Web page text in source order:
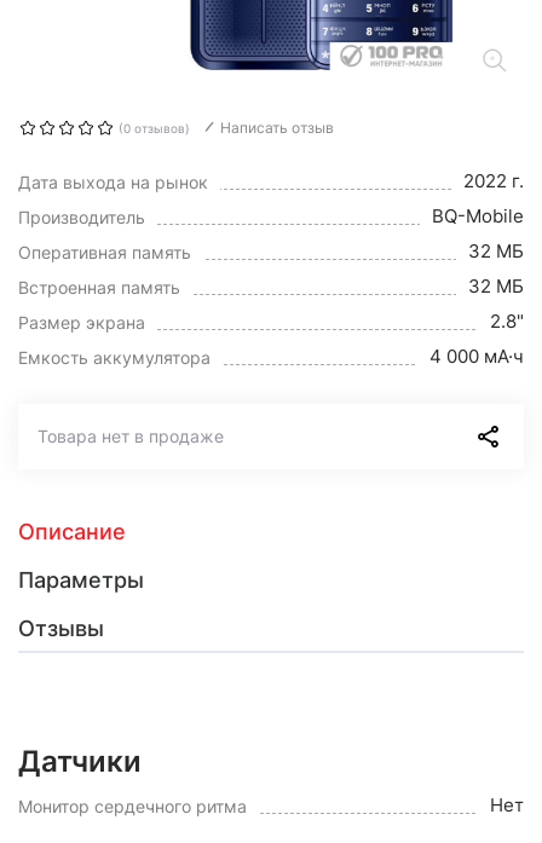
(0 отзывов) Написать отзыв
Дата выхода на рынок 2022 г.
Производитель BQ-Mobile
Оперативная память 32 МБ
Встроенная память 32 МБ
Размер экрана 2.8"
Емкость аккумулятора 4 000 мА·ч
Товара нет в продаже
Описание
Параметры
Отзывы
Датчики
Монитор сердечного ритма Нет